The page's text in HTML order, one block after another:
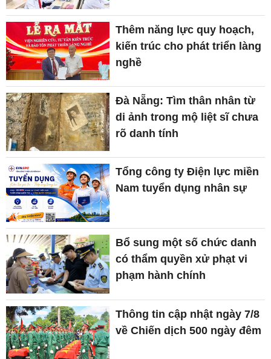
Thêm năng lực quy hoạch,
kiến trúc cho phát triển làng
nghề
Đà Nẵng: Tìm thân nhân từ
di ảnh trong mộ liệt sĩ chưa
rõ danh tính
Tổng công ty Điện lực miền
Nam tuyển dụng nhân sự
Bổ sung một số chức danh
có thẩm quyền xử phạt vi
phạm hành chính
Thông tin cập nhật ngày 7/8
về Chiến dịch 500 ngày đêm